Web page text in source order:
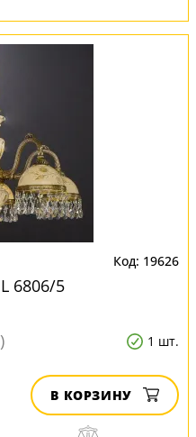
19626
6806/5
1 шт.
В КОРЗИНУ